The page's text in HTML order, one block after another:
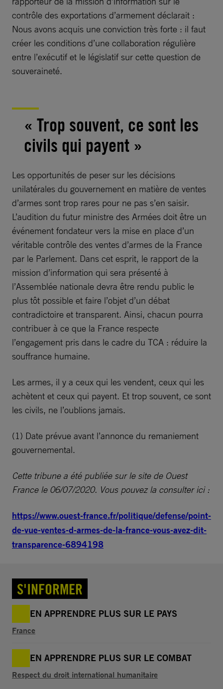
contrôle des exportations d’armement déclarait :
Nous avons acquis une conviction très forte : il faut
créer les conditions d’une collaboration régulière
entre l’exécutif et le législatif sur cette question de
souveraineté.
« Trop souvent, ce sont les
civils qui payent »
Les opportunités de peser sur les décisions
unilatérales du gouvernement en matière de ventes
d’armes sont trop rares pour ne pas s’en saisir.
L’audition du futur ministre des Armées doit être un
événement fondateur vers la mise en place d’un
véritable contrôle des ventes d’armes de la France
par le Parlement. Dans cet esprit, le rapport de la
mission d’information qui sera présenté à
l’Assemblée nationale devra être rendu public le
plus tôt possible et faire l’objet d’un débat
contradictoire et transparent. Ainsi, chacun pourra
contribuer à ce que la France respecte
l’engagement pris dans le cadre du TCA : réduire la
souffrance humaine.
Les armes, il y a ceux qui les vendent, ceux qui les
achètent et ceux qui payent. Et trop souvent, ce sont
les civils, ne l’oublions jamais.
(1) Date prévue avant l’annonce du remaniement
gouvernemental.
Cette tribune a été publiée sur le site de Ouest
France le 06/07/2020. Vous pouvez la consulter ici :
https://www.ouest-france.fr/politique/defense/point-
de-vue-ventes-d-armes-de-la-france-vous-avez-dit-
transparence-6894198
S'INFORMER
EN APPRENDRE PLUS SUR LE PAYS
France
EN APPRENDRE PLUS SUR LE COMBAT
Respect du droit international humanitaire